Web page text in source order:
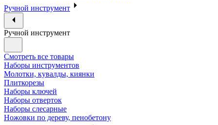
Ручной инструмент
Ручной инструмент
Смотреть все товары
Наборы инструментов
Молотки, кувалды, киянки
Плиткорезы
Наборы ключей
Наборы отверток
Наборы слесарные
Ножовки по дереву, пенобетону